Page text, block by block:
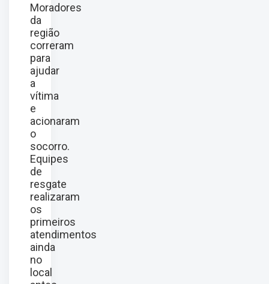
Moradores
da
região
correram
para
ajudar
a
vítima
e
acionaram
o
socorro.
Equipes
de
resgate
realizaram
os
primeiros
atendimentos
ainda
no
local